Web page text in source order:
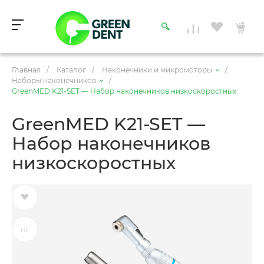
Главная / Каталог / Наконечники и микромоторы
/
Наборы наконечников
/
GreenMED K21-SET — Набор наконечников низкоскоростных
GreenMED K21-SET —
Набор наконечников
низкоскоростных